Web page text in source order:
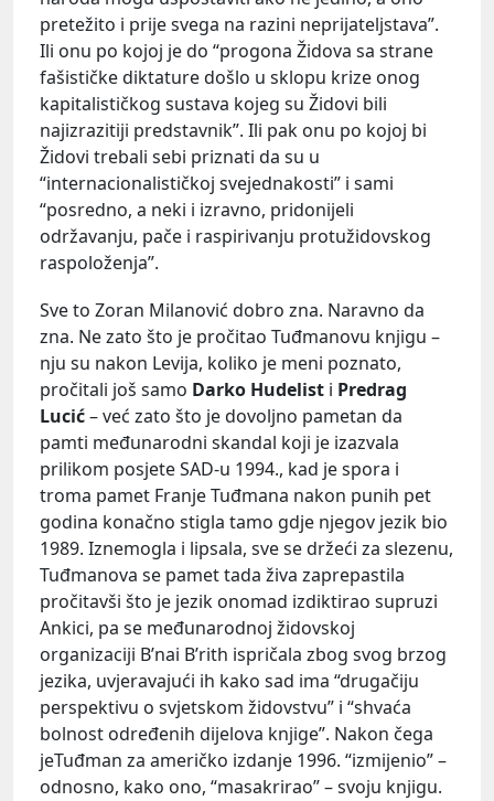
pretežito i prije svega na razini neprijateljstava”.
Ili onu po kojoj je do “progona Židova sa strane
fašističke diktature došlo u sklopu krize onog
kapitalističkog sustava kojeg su Židovi bili
najizrazitiji predstavnik”. Ili pak onu po kojoj bi
Židovi trebali sebi priznati da su u
“internacionalističkoj svejednakosti” i sami
“posredno, a neki i izravno, pridonijeli
održavanju, pače i raspirivanju protužidovskog
raspoloženja”.
Sve to Zoran Milanović dobro zna. Naravno da
zna. Ne zato što je pročitao Tuđmanovu knjigu –
nju su nakon Levija, koliko je meni poznato,
pročitali još samo Darko Hudelist i Predrag
Lucić– već zato što je dovoljno pametan da
pamti međunarodni skandal koji je izazvala
prilikom posjete SAD-u 1994., kad je spora i
troma pamet Franje Tuđmana nakon punih pet
godina konačno stigla tamo gdje njegov jezik bio
1989. Iznemogla i lipsala, sve se držeći za slezenu,
Tuđmanova se pamet tada živa zaprepastila
pročitavši što je jezik onomad izdiktirao supruzi
Ankici, pa se međunarodnoj židovskoj
organizaciji B’nai B’rith ispričala zbog svog brzog
jezika, uvjeravajući ih kako sad ima “drugačiju
perspektivu o svjetskom židovstvu” i “shvaća
bolnost određenih dijelova knjige”. Nakon čega
jeTuđman za američko izdanje 1996. “izmijenio” –
odnosno, kako ono, “masakrirao” – svoju knjigu.